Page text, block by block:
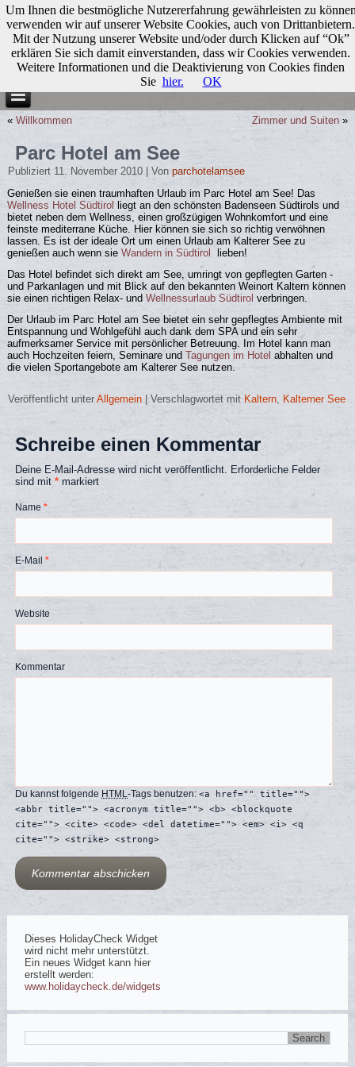
«Willkommen Zimmer und Suiten»
Parc Hotel am See
Publiziert 11. November 2010 |Von parchotelamsee
Genießen sie einen traumhaften Urlaub im Parc Hotel am See! Das
Wellness Hotel Südtirol
liegt an den schönsten Badenseen Südtirols und
bietet neben dem Wellness, einen großzügigen Wohnkomfort und eine
feinste mediterrane Küche. Hier können sie sich so richtig verwöhnen
lassen. Es ist der ideale Ort um einen Urlaub am Kalterer See zu
genießen auch wenn sieWandern in Südtirol
lieben!
Das Hotel befindet sich direkt am See, umringt von gepflegten Garten -
und Parkanlagen und mit Blick auf den bekannten Weinort Kaltern können
sie einen richtigen Relax- undWellnessurlaub Südtirolverbringen.
Der Urlaub im Parc Hotel am See bietet ein sehr gepflegtes Ambiente mit
Entspannung und Wohlgefühl auch dank dem SPA und ein sehr
aufmerksamer Service mit persönlicher Betreuung. Im Hotel kann man
auch Hochzeiten feiern, Seminare undTagungen im Hotelabhalten und
die vielen Sportangebote am Kalterer See nutzen.
Veröffentlicht unter Allgemein |Verschlagwortet mit Kaltern, Kalterner See
Schreibe einen Kommentar
Deine E-Mail-Adresse wird nicht veröffentlicht. Erforderliche Felder
sind mit* markiert
Name*
E-Mail*
Website
Kommentar
Du kannst folgende HTML-Tags benutzen:<a href="" title="">
<abbr title=""> <acronym title=""> <b> <blockquote
cite=""> <cite> <code> <del datetime=""> <em> <i> <q
cite=""> <strike> <strong>
Dieses HolidayCheck Widget
wird nicht mehr unterstützt.
Ein neues Widget kann hier
erstellt werden:
www.holidaycheck.de/widgets
Um Ihnen die bestmögliche Nutzererfahrung gewährleisten zu
verwenden wir auf unserer Website Cookies, auch von Drittanbietern.
Mit der Nutzung unserer Website und/oder durch Klicken auf “Ok”
erklären Sie sich damit einverstanden, dass wir Cookies verwenden.
Weitere Informationen und die Deaktivierung von Cookies finden
Sie hier. OK